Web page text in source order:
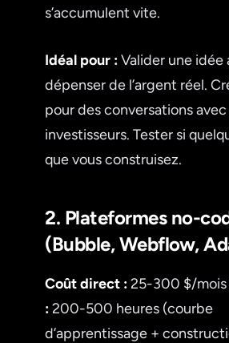
s’accumulent vite.
Idéal pour :Valider une idée
dépenser de l’argent réel.
pour des conversations
investisseurs. Tester si
que vous construisez.
2. Plateformes no-
(Bubble, Webflow,
Coût direct :25-300 $/mois
:200-500 heures (courbe
d’apprentissage +